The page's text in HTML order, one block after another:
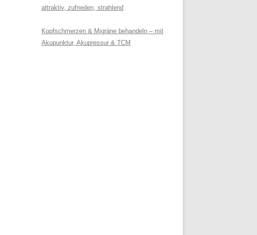
attraktiv, zufrieden, strahlend
Kopfschmerzen & Migräne behandeln – mit
Akupunktur, Akupressur & TCM